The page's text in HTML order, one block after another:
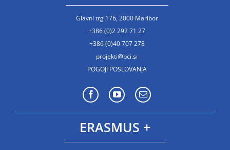
Glavni trg 17b, 2000 Maribor
+386 (0)2 292 71 27
+386 (0)40 707 278
projekti@bci.si
POGOJI POSLOVANJA
ERASMUS +